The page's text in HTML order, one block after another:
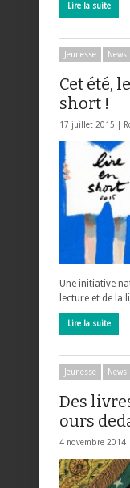
Lire la suite
Jeunesse News
Cet été,
short !
17 juillet 2015 |
Une initiative
lecture et de la
Lire la suite
Jeunesse News
Des
ours
4 novembre 2014 |